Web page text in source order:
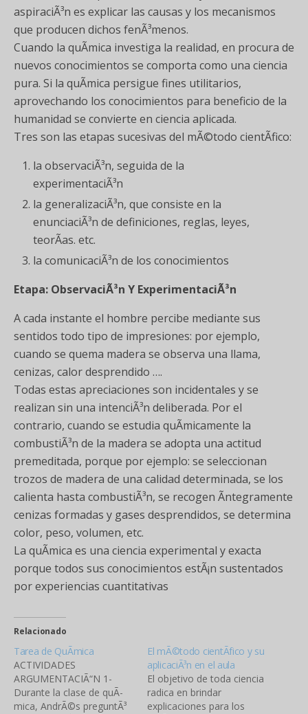
aspiraciÃ³n es explicar las causas y los mecanismos
que producen dichos fenÃ³menos.
Cuando la quÃ­mica investiga la realidad, en procura de
nuevos conocimientos se comporta como una ciencia
pura. Si la quÃ­mica persigue fines utilitarios,
aprovechando los conocimientos para beneficio de la
humanidad se convierte en ciencia aplicada.
Tres son las etapas sucesivas del mÃ©todo cientÃ­fico:
la observaciÃ³n, seguida de la
experimentaciÃ³n
la generalizaciÃ³n, que consiste en la
enunciaciÃ³n de definiciones, reglas, leyes,
teorÃ­as. etc.
la comunicaciÃ³n de los conocimientos
Etapa: ObservaciÃ³n Y ExperimentaciÃ³n
A cada instante el hombre percibe mediante sus
sentidos todo tipo de impresiones: por ejemplo,
cuando se quema madera se observa una llama,
cenizas, calor desprendido ….
Todas estas apreciaciones son incidentales y se
realizan sin una intenciÃ³n deliberada. Por el
contrario, cuando se estudia quÃ­micamente la
combustiÃ³n de la madera se adopta una actitud
premeditada, porque por ejemplo: se seleccionan
trozos de madera de una calidad determinada, se los
calienta hasta combustiÃ³n, se recogen Ã­ntegramente
cenizas formadas y gases desprendidos, se determina
color, peso, volumen, etc.
La quÃ­mica es una ciencia experimental y exacta
porque todos sus conocimientos estÃ¡n sustentados
por experiencias cuantitativas
Relacionado
Tarea de QuÃ­mica
ACTIVIDADES
ARGUMENTACIÃ“N 1-
Durante la clase de quÃ­
mica, AndrÃ©s preguntÃ³
El mÃ©todo cientÃ­fico y su
aplicaciÃ³n en el aula
El objetivo de toda ciencia
radica en brindar
explicaciones para los